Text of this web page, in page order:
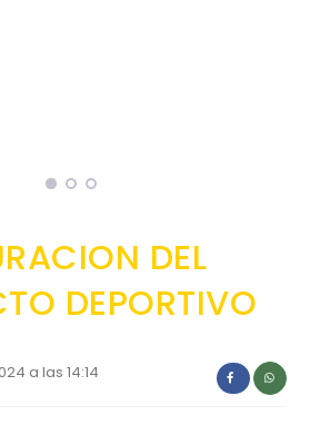
Anual - POA
Y REPORTES
y balances
DEL
DEPORTIVO
a las 14:14